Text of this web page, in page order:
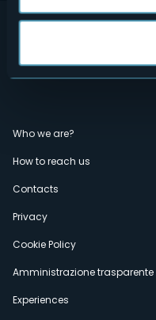
Menù
secondario
Who we are?
How to reach us
Contacts
Privacy
Cookie Policy
Amministrazione trasparente
Experiences